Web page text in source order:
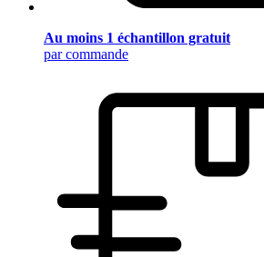
Au moins 1 échantillon gratuit
par commande